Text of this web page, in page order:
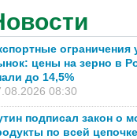
ограничения
цены на зерно в
до 14,5%
08:30
подписал закон о
по всей